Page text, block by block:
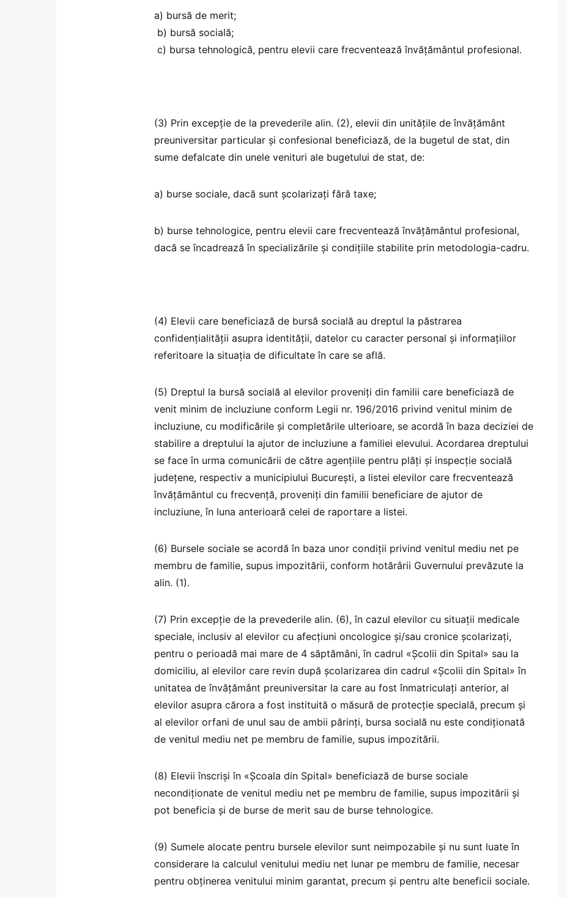
a) bursă de merit;
b) bursă socială;
c) bursa tehnologică, pentru elevii care frecventează învățământul profesional.
(3) Prin excepţie de la prevederile alin. (2), elevii din unităţile de învăţământ
preuniversitar particular şi confesional beneficiază, de la bugetul de stat, din
sume defalcate din unele venituri ale bugetului de stat, de:
a) burse sociale, dacă sunt şcolarizaţi fără taxe;
b) burse tehnologice, pentru elevii care frecventează învățământul profesional,
dacă se încadrează în specializările şi condiţiile stabilite prin metodologia-cadru.
(4) Elevii care beneficiază de bursă socială au dreptul la păstrarea
confidenţialităţii asupra identităţii, datelor cu caracter personal şi informaţiilor
referitoare la situaţia de dificultate în care se află.
(5) Dreptul la bursă socială al elevilor proveniţi din familii care beneficiază de
venit minim de incluziune conform Legii nr. 196/2016 privind venitul minim de
incluziune, cu modificările şi completările ulterioare, se acordă în baza deciziei de
stabilire a dreptului la ajutor de incluziune a familiei elevului. Acordarea dreptului
se face în urma comunicării de către agenţiile pentru plăţi şi inspecţie socială
judeţene, respectiv a municipiului Bucureşti, a listei elevilor care frecventează
învăţământul cu frecvenţă, proveniţi din familii beneficiare de ajutor de
incluziune, în luna anterioară celei de raportare a listei.
(6) Bursele sociale se acordă în baza unor condiţii privind venitul mediu net pe
membru de familie, supus impozitării, conform hotărârii Guvernului prevăzute la
alin. (1).
(7) Prin excepţie de la prevederile alin. (6), în cazul elevilor cu situaţii medicale
speciale, inclusiv al elevilor cu afecţiuni oncologice şi/sau cronice şcolarizaţi,
pentru o perioadă mai mare de 4 săptămâni, în cadrul «Şcolii din Spital» sau la
domiciliu, al elevilor care revin după şcolarizarea din cadrul «Şcolii din Spital» în
unitatea de învăţământ preuniversitar la care au fost înmatriculaţi anterior, al
elevilor asupra cărora a fost instituită o măsură de protecţie specială, precum şi
al elevilor orfani de unul sau de ambii părinţi, bursa socială nu este condiţionată
de venitul mediu net pe membru de familie, supus impozitării.
(8) Elevii înscriși în «Şcoala din Spital» beneficiază de burse sociale
necondiționate de venitul mediu net pe membru de familie, supus impozitării și
pot beneficia și de burse de merit sau de burse tehnologice.
(9) Sumele alocate pentru bursele elevilor sunt neimpozabile şi nu sunt luate în
considerare la calculul venitului mediu net lunar pe membru de familie, necesar
pentru obţinerea venitului minim garantat, precum şi pentru alte beneficii sociale.